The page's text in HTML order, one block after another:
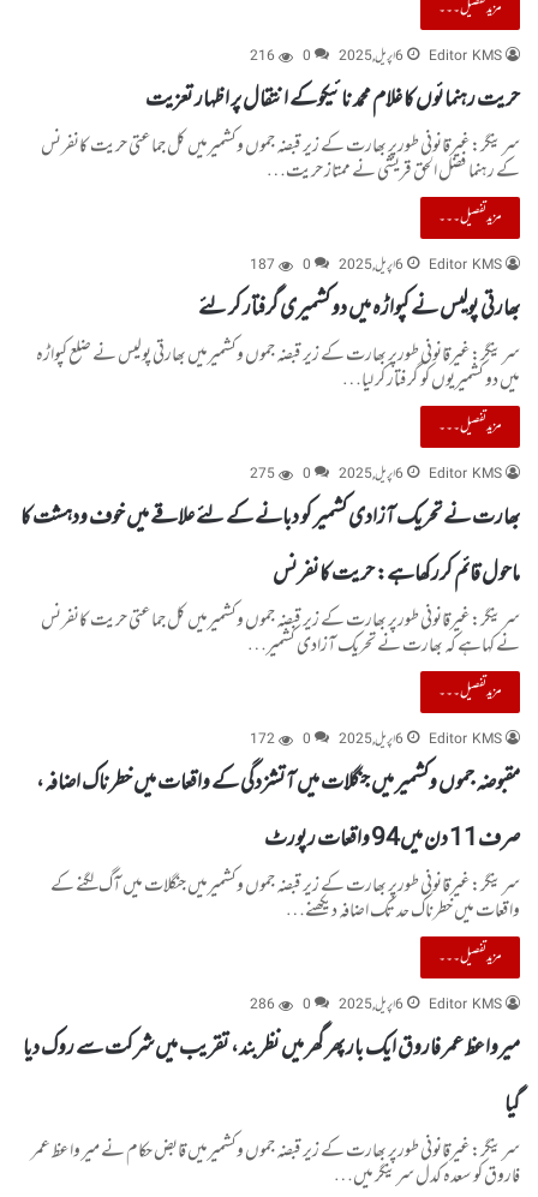
مزید تفصیل۔۔۔
Editor KMS 6 اپریل, 2025 0
216
حریت رہنمائوں کا غلام محمد نائیکوکے انتقال پر اظہار تعزیت
سرینگر:غیرقانونی طورپر بھارت کے زیر قبضہ جموں وکشمیرمیں کل جماعتی حریت کانفرنس
کے رہنما فضل الحق قریشی نے ممتاز حریت…
مزید تفصیل۔۔۔
Editor KMS 6 اپریل, 2025 0
187
بھارتی پولیس نے کپواڑہ میں دو کشمیری گرفتار کر لئے
سرینگر:غیرقانونی طورپر بھارت کے زیر قبضہ جموں وکشمیرمیں بھارتی پولیس نے ضلع کپواڑہ
میں دو کشمیریوں کو گرفتار کر لیا…
مزید تفصیل۔۔۔
Editor KMS 6 اپریل, 2025 0
275
بھارت نے تحریک آزادی کشمیر کو دبانے کے لئے علاقے میں خوف ودہشت کا
ماحول قائم کررکھاہے: حریت کانفرنس
سرینگر:غیرقانونی طورپر بھارت کے زیر قبضہ جموں وکشمیرمیں کل جماعتی حریت کانفرنس
نے کہاہے کہ بھارت نے تحریک آزادی کشمیر…
مزید تفصیل۔۔۔
Editor KMS 6 اپریل, 2025 0
172
مقبوضہ جموں وکشمیر میں جنگلات میں آتشزدگی کے واقعات میں خطرناک اضافہ،
صرف11 دن میں94 واقعات رپورٹ
سرینگر:غیرقانونی طورپر بھارت کے زیر قبضہ جموں وکشمیرمیں جنگلات میں آگ لگنے کے
واقعات میں خطرناک حد تک اضافہ دیکھنے…
مزید تفصیل۔۔۔
Editor KMS 6 اپریل, 2025 0
286
میرواعظ عمر فاروق ایک بار پھر گھر میں نظر بند، تقریب میں شرکت سے روک دیا
گیا
سرینگر:غیرقانونی طورپر بھارت کے زیر قبضہ جموں وکشمیرمیں قابض حکام نے میر واعظ عمر
فاروق کو سعدہ کدل سرینگر میں…